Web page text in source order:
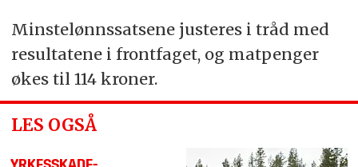
Minstelønnssatsene justeres i tråd med
resultatene i frontfaget, og matpenger
økes til 114 kroner.
LES OGSÅ